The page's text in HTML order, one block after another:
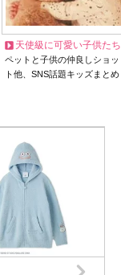
天使級に可愛い子供たち
ペットと子供の仲良しショッ
ト他、SNS話題キッズまとめ